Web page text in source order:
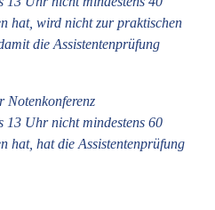
hat, wird nicht zur praktischen
die Assistentenprüfung
Notenkonferenz
13 Uhr nicht mindestens 60
hat, hat die Assistentenprüfung